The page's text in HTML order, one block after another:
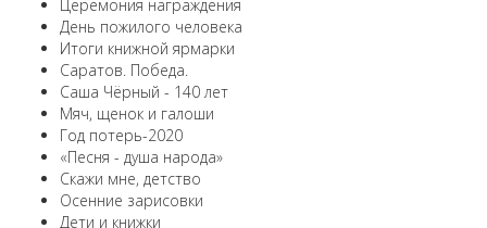
Церемония награждения
День пожилого человека
Итоги книжной ярмарки
Саратов. Победа.
Саша Чёрный - 140 лет
Мяч, щенок и галоши
Год потерь-2020
«Песня - душа народа»
Скажи мне, детство
Осенние зарисовки
Дети и книжки